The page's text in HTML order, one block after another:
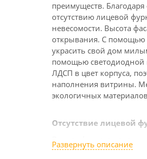
преимуществ.
отсутствию лицевой
невесомости. Высота
открывания. С помощью
украсить свой дом
помощью светодиодной
ЛДСП в цвет корпуса,
наполнения витрины.
экологичных
Отсутствие лицевой
Высота фасадов
Развернуть описание